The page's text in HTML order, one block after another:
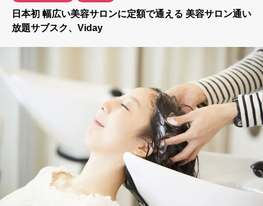
日本初 幅広い美容サロンに定額で通える 美容サロン通い
放題サブスク、Viday